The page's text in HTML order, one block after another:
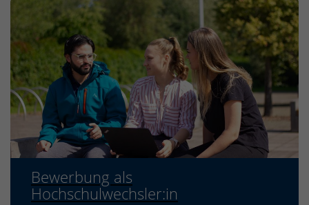
Bewerbung als
Hochschulwechsler:in